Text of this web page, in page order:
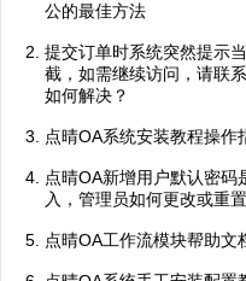
公的最佳方法
提交订单时系统突然提示
截，如需继续访问，请联
如何解决？
点晴OA系统安装教程操作
点晴OA新增用户默认密
入，管理员如何更改或重
点晴OA工作流模块帮助文